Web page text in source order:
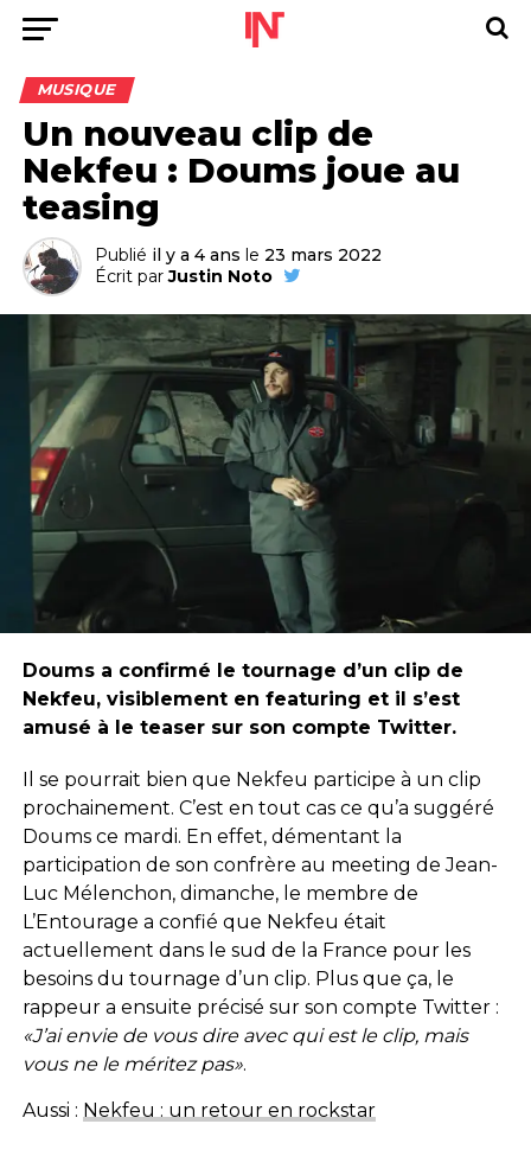
MUSIQUE
Un nouveau clip de
Nekfeu : Doums joue au
teasing
Publié il y a 4 ans le 23 mars 2022
Écrit par Justin Noto
Doums a confirmé le tournage d’un clip de
Nekfeu, visiblement en featuring et il s’est
amusé à le teaser sur son compte Twitter.
Il se pourrait bien que Nekfeu participe à un clip
prochainement. C’est en tout cas ce qu’a suggéré
Doums ce mardi. En effet, démentant la
participation de son confrère au meeting de Jean-
Luc Mélenchon, dimanche, le membre de
L’Entourage a confié que Nekfeu était
actuellement dans le sud de la France pour les
besoins du tournage d’un clip. Plus que ça, le
rappeur a ensuite précisé sur son compte Twitter :
«J’ai envie de vous dire avec qui est le clip, mais
vous ne le méritez pas».
Aussi : Nekfeu : un retour en rockstar